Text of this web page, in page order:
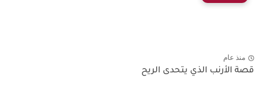
منذ عام
قصة الأرنب الذي يتحدى الريح